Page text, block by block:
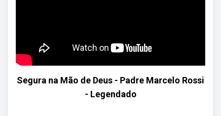
Segura na Mão de Deus - Padre Marcelo Rossi
- Legendado